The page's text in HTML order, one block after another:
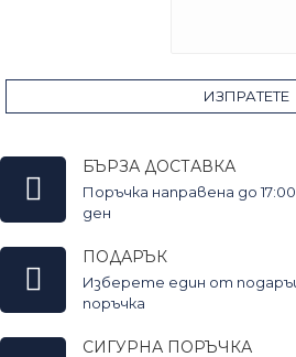
ИЗПРАТЕТЕ
БЪРЗА ДОСТАВКА
Поръчка направена до
ден
ПОДАРЪК
Изберете един от
поръчка
СИГУРНА ПОРЪЧКА